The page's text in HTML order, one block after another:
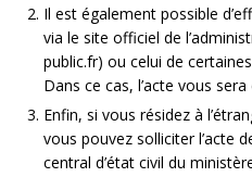
Il est également possible
via le site officiel de
public.fr) ou celui de
Dans ce cas, l’acte vous
Enfin, si vous résidez à
vous pouvez solliciter l’acte
central d’état civil du